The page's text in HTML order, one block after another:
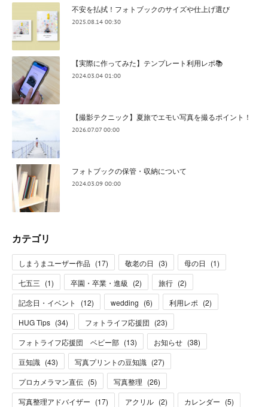
不安を払拭！フォトブックのサイズや仕上げ選び
2025.08.14 00:30
【実際に作ってみた】テンプレート利用レポ📚
2024.03.04 01:00
【撮影テクニック】夏旅でエモい写真を撮るポイント！
2026.07.07 00:00
フォトブックの保管・収納について
2024.03.09 00:00
カテゴリ
しまうまユーザー作品 (17) 敬老の日 (3) 母の日 (1)
七五三 (1) 卒園・卒業・進級 (2) 旅行 (2)
記念日・イベント
(12) wedding (6) 利用レポ (2)
HUG Tips (34) フォトライフ応援団 (23)
フォトライフ応援団 ベビー部 (13) お知らせ (38)
豆知識 (43) 写真プリントの豆知識 (27)
プロカメラマン直伝 (5) 写真整理 (26)
写真整理アドバイザー (17) アクリル (2) カレンダー (5)